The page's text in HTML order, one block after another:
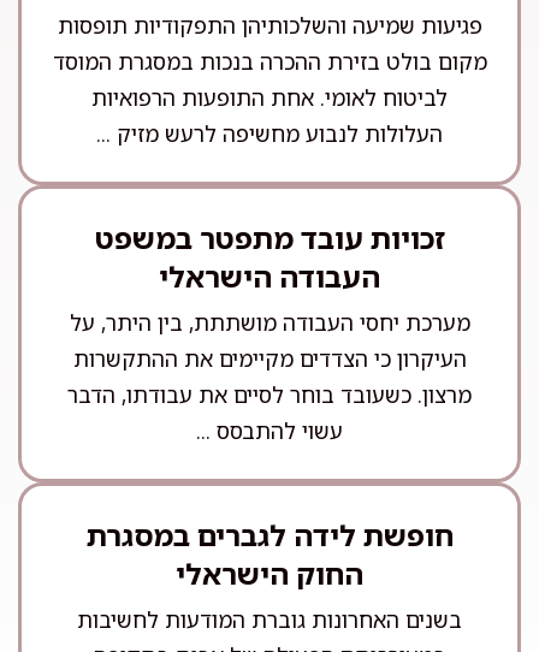
פגיעות שמיעה והשלכותיהן התפקודיות תופסות
מקום בולט בזירת ההכרה בנכות במסגרת המוסד
לביטוח לאומי. אחת התופעות הרפואיות
העלולות לנבוע מחשיפה לרעש מזיק ...
זכויות עובד מתפטר במשפט
העבודה הישראלי
מערכת יחסי העבודה מושתתת, בין היתר, על
העיקרון כי הצדדים מקיימים את ההתקשרות
מרצון. כשעובד בוחר לסיים את עבודתו, הדבר
עשוי להתבסס ...
חופשת לידה לגברים במסגרת
החוק הישראלי
בשנים האחרונות גוברת המודעות לחשיבות